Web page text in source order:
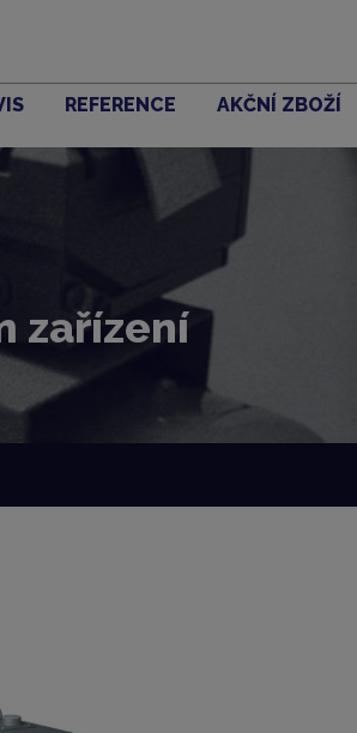
REFERENCE AKČNÍ ZBOŽÍ
zařízení